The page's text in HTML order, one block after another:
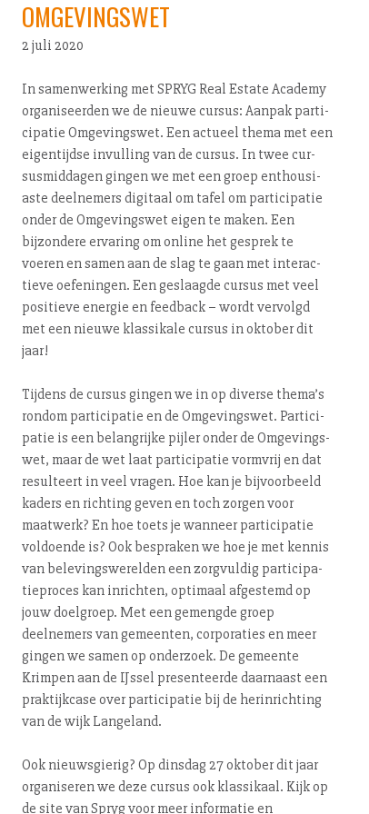
OMGEVINGSWET
2 juli 2020
In sa­men­wer­king met SPRYG Real Estate Academy
or­ga­ni­seer­den we de nieuwe cursus: Aanpak par­ti­
ci­pa­tie Om­ge­vings­wet. Een actueel thema met een
eigentijdse invulling van de cursus. In twee cur­
sus­mid­da­gen gingen we met een groep en­thou­si­
as­te deelnemers digitaal om tafel om par­ti­ci­pa­tie
onder de Om­ge­vings­wet eigen te maken. Een
bijzondere ervaring om online het gesprek te
voeren en samen aan de slag te gaan met in­ter­ac­
tie­ve oefeningen. Een geslaagde cursus met veel
positieve energie en feedback – wordt vervolgd
met een nieuwe klassikale cursus in oktober dit
jaar!
Tijdens de cursus gingen we in op diverse thema’s
rondom par­ti­ci­pa­tie en de Om­ge­vings­wet. Par­ti­ci­
pa­tie is een belangrijke pijler onder de Om­ge­vings­
wet, maar de wet laat par­ti­ci­pa­tie vormvrij en dat
resulteert in veel vragen. Hoe kan je bij­voor­beeld
kaders en richting geven en toch zorgen voor
maatwerk? En hoe toets je wanneer par­ti­ci­pa­tie
voldoende is? Ook bespraken we hoe je met kennis
van be­le­vings­we­rel­den een zorgvuldig par­ti­ci­pa­
tie­pro­ces kan inrichten, optimaal afgestemd op
jouw doelgroep. Met een gemengde groep
deelnemers van gemeenten, corporaties en meer
gingen we samen op onderzoek. De gemeente
Krimpen aan de IJssel pre­sen­teer­de daarnaast een
prak­tijk­ca­se over par­ti­ci­pa­tie bij de her­in­rich­ting
van de wijk Langeland.
Ook nieuws­gie­rig? Op dinsdag 27 oktober dit jaar
organiseren we deze cursus ook klassikaal. Kijk op
de site van Spryg voor meer informatie en